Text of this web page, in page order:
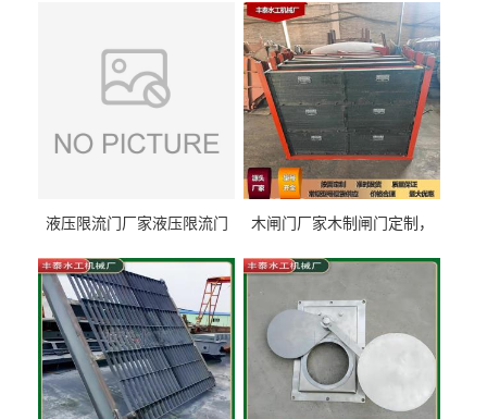
液压限流门厂家液压限流门
泰制造
木闸门厂家木制闸门定制，
型号齐全